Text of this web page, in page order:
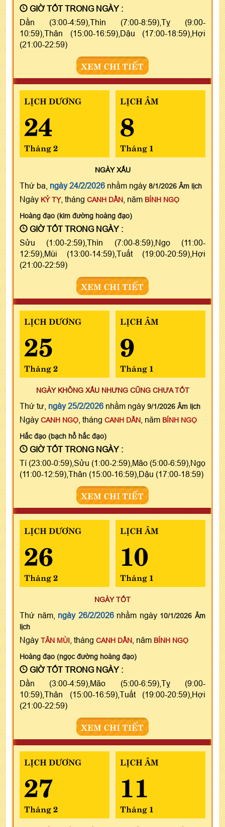
GIỜ TỐT TRONG NGÀY :
Dần (3:00-4:59),Thìn (7:00-8:59),Tỵ (9:00-
10:59),Thân (15:00-16:59),Dậu (17:00-18:59),Hợi
(21:00-22:59)
XEM CHI TIẾT
LỊCH DƯƠNG
24
Tháng 2
LỊCH ÂM
8
Tháng 1
NGÀYXẤU
Thứ ba, ngày 24/2/2026 nhằm ngày 8/1/2026 Âm lịch
Ngày KỶ TỴ, tháng CANH DẦN , năm BÍNH NGỌ
Hoàng đạo (kim đường hoàng đạo)
GIỜ TỐT TRONG NGÀY :
Sửu (1:00-2:59),Thìn (7:00-8:59),Ngọ (11:00-
12:59),Mùi (13:00-14:59),Tuất (19:00-20:59),Hợi
(21:00-22:59)
XEM CHI TIẾT
LỊCH DƯƠNG
25
Tháng 2
LỊCH ÂM
9
Tháng 1
NGÀY KHÔNG XẤU NHƯNG CŨNG CHƯA TỐT
Thứ tư, ngày 25/2/2026 nhằm ngày 9/1/2026 Âm lịch
Ngày CANH NGỌ , tháng CANH DẦN , năm BÍNH NGỌ
Hắc đạo (bạch hổ hắc đạo)
GIỜ TỐT TRONG NGÀY :
Tí (23:00-0:59),Sửu (1:00-2:59),Mão (5:00-6:59),Ngọ
(11:00-12:59),Thân (15:00-16:59),Dậu (17:00-18:59)
XEM CHI TIẾT
LỊCH DƯƠNG
26
Tháng 2
LỊCH ÂM
10
Tháng 1
NGÀY TỐT
Thứ năm, ngày 26/2/2026nhằm ngày 10/1/2026 Âm
lịch
Ngày TÂN MÙI , tháng CANH DẦN , năm BÍNH NGỌ
Hoàng đạo (ngọc đường hoàng đạo)
GIỜ TỐT TRONG NGÀY :
Dần (3:00-4:59),Mão (5:00-6:59),Tỵ (9:00-
10:59),Thân (15:00-16:59),Tuất (19:00-20:59),Hợi
(21:00-22:59)
XEM CHI TIẾT
LỊCH DƯƠNG
27
Tháng 2
LỊCH ÂM
11
Tháng 1